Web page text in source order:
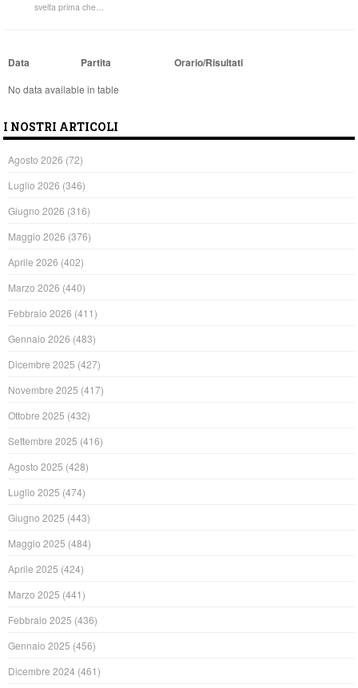
svelta prima che…
Data Partita Orario/Risultati
No data available in table
I NOSTRI ARTICOLI
Agosto 2026 (72)
Luglio 2026 (346)
Giugno 2026 (316)
Maggio 2026 (376)
Aprile 2026 (402)
Marzo 2026 (440)
Febbraio 2026 (411)
Gennaio 2026 (483)
Dicembre 2025 (427)
Novembre 2025 (417)
Ottobre 2025 (432)
Settembre 2025 (416)
Agosto 2025 (428)
Luglio 2025 (474)
Giugno 2025 (443)
Maggio 2025 (484)
Aprile 2025 (424)
Marzo 2025 (441)
Febbraio 2025 (436)
Gennaio 2025 (456)
Dicembre 2024 (461)